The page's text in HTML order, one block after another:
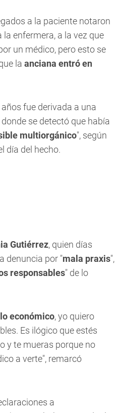
a la paciente notaron
enfermera, a la vez que
un médico, pero esto se
la anciana entró en
fue derivada a una
se detectó que había
multiorgánico", según
día del hecho.
Gutiérrez, quien días
denuncia por "mala praxis",
responsables" de lo
económico, yo quiero
Es ilógico que estés
y te mueras porque no
a verte", remarcó
a